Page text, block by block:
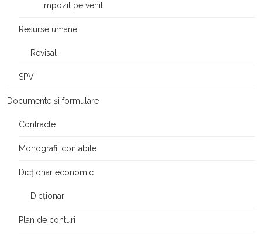
Impozit pe venit
Resurse umane
Revisal
SPV
Documente și formulare
Contracte
Monografii contabile
Dicționar economic
Dicționar
Plan de conturi